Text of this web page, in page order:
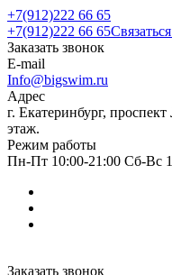
+7(912)222 66 65
+7(912)222 66 65
Заказать звонок
E-mail
Info@bigswim.ru
Адрес
г. Екатеринбург,
этаж.
Режим работы
Пн-Пт 10:00-21:00 Сб-Вс
Заказать звонок